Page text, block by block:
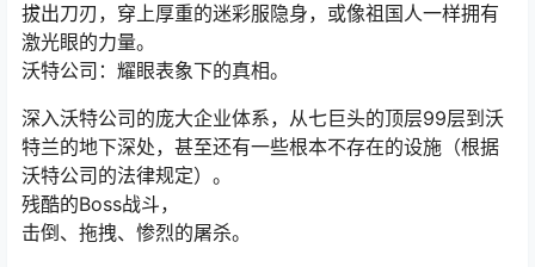
拔出刀刃，穿上厚重的迷彩服隐身，或像祖国人一样拥有
激光眼的力量。
沃特公司：耀眼表象下的真相。
深入沃特公司的庞大企业体系，从七巨头的顶层99层到沃
特兰的地下深处，甚至还有一些根本不存在的设施（根据
沃特公司的法律规定）。
残酷的Boss战斗，
击倒、拖拽、惨烈的屠杀。